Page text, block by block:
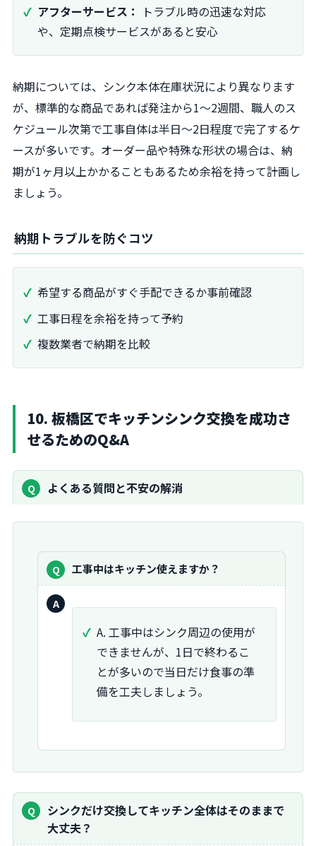
アフターサービス：
トラブル時の迅速な対応
や、定期点検サービスがあると安心
納期については、シンク本体在庫状況により異なります
が、標準的な商品であれば発注から1〜2週間、職人のス
ケジュール次第で工事自体は半日〜2日程度で完了するケ
ースが多いです。オーダー品や特殊な形状の場合は、納
期が1ヶ月以上かかることもあるため余裕を持って計画し
ましょう。
納期トラブルを防ぐコツ
希望する商品がすぐ手配できるか事前確認
工事日程を余裕を持って予約
複数業者で納期を比較
10. 板橋区でキッチンシンク交換を成功さ
せるためのQ&A
よくある質問と不安の解消
質
問：
工事中はキッチン使えますか？
回
A. 工事中はシンク周辺の使用が
できませんが、1日で終わるこ
とが多いので当日だけ食事の準
備を工夫しましょう。
質
問：
シンクだけ交換してキッチン全体はそのままで
大丈夫？